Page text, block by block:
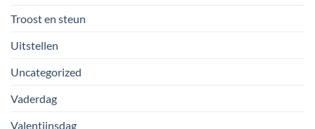
Troost en steun
Uitstellen
Uncategorized
Vaderdag
Valentijnsdag